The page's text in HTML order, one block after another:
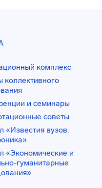
комплекс
коллективного
и семинары
советы
«Известия вузов.
«Экономические и
гуманитарные